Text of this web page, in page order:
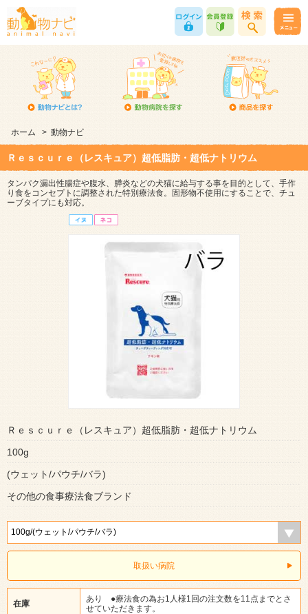
ホーム > 動物ナビ
Ｒｅｓｃｕｒｅ（レスキュア）超低脂肪・超低ナトリウム
タンパク漏出性腸症や腹水、膵炎などの犬猫に給与する事を目的として、手作
り食をコンセプトに調整された特別療法食。固形物不使用にすることで、チュ
ーブタイプにも対応。
Ｒｅｓｃｕｒｅ（レスキュア）超低脂肪・超低ナトリウム
100g
(ウェット/パウチ/バラ)
その他の食事療法食ブランド
取扱い病院
在庫
あり ●療法食の為お1人様1回の注文数を11点までとさ
せていただきます。